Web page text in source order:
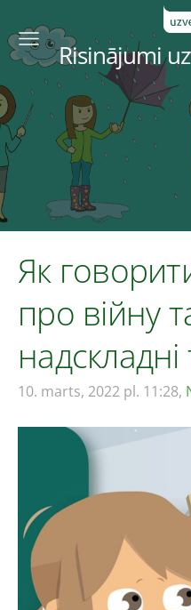
Risinājumi
Як
про війну
10. marts, 2022 pl. 11:28,